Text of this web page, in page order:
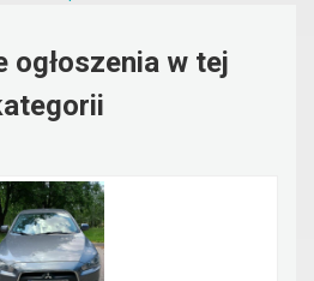
ogłoszenia w tej